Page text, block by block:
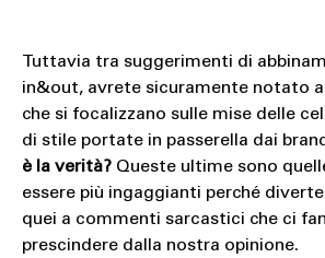
Tuttavia tra suggerimenti di
in&out, avrete sicuramente notato
che si focalizzano sulle mise delle
di stile portate in passerella dai
è la verità?Queste ultime sono
essere più ingaggianti perché
quei a commenti sarcastici che ci
prescindere dalla nostra opinione.